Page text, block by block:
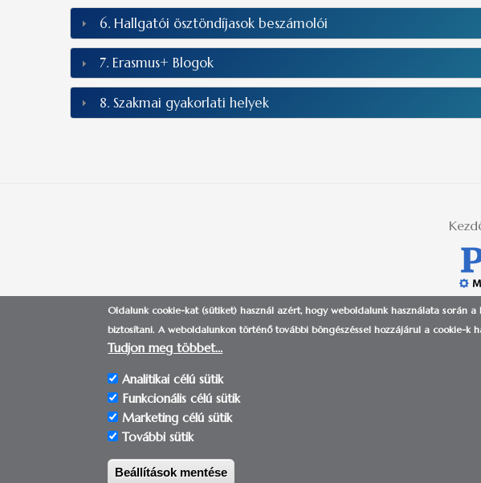
6. Hallgatói ösztöndíjasok beszámolói
7. Erasmus+ Blogok
8. Szakmai gyakorlati helyek
NEMZETKÖZI IGAZGATÓSÁG | PÉCSI TUDOMÁNYEGYETEM
© 2017-2018 | Pécsi Tudományegyetem
Oldalunk cookie-kat (sütiket) használ azért, hogy weboldalunk használata során
biztosítani. A weboldalunkon történő további böngészéssel hozzájárul a cookie-k
Tudjon meg többet…
Analitikai célú sütik
Funkcionális célú sütik
Marketing célú sütik
További sütik
Beállítások mentése